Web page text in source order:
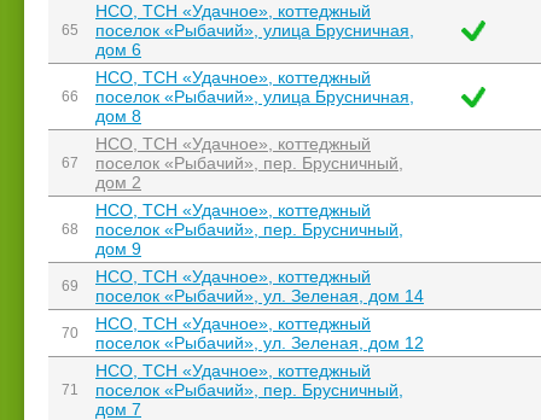
65
НСО, ТСН «Удачное», коттеджный
поселок «Рыбачий», улица Брусничная,
дом 6
66
НСО, ТСН «Удачное», коттеджный
поселок «Рыбачий», улица Брусничная,
дом 8
67
НСО, ТСН «Удачное», коттеджный
поселок «Рыбачий», пер. Брусничный,
дом 2
68
НСО, ТСН «Удачное», коттеджный
поселок «Рыбачий», пер. Брусничный,
дом 9
69
НСО, ТСН «Удачное», коттеджный
поселок «Рыбачий», ул. Зеленая, дом 14
70
НСО, ТСН «Удачное», коттеджный
поселок «Рыбачий», ул. Зеленая, дом 12
71
НСО, ТСН «Удачное», коттеджный
поселок «Рыбачий», пер. Брусничный,
дом 7